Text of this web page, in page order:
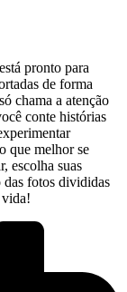
pronto ‍para
de forma
chama a atenção
conte histórias
que melhor se
escolha suas
das fotos divididas
vida!